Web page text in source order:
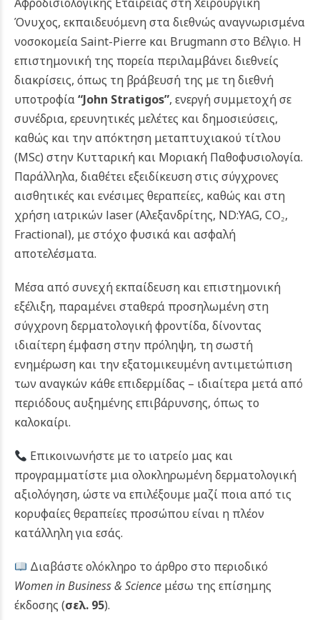
Όνυχος, εκπαιδευόμενη στα διεθνώς αναγνωρισμένα
νοσοκομεία Saint-Pierre και Brugmann στο Βέλγιο. Η
επιστημονική της πορεία περιλαμβάνει διεθνείς
διακρίσεις, όπως τη βράβευσή της με τη διεθνή
υποτροφία“John Stratigos”, ενεργή συμμετοχή σε
συνέδρια, ερευνητικές μελέτες και δημοσιεύσεις,
καθώς και την απόκτηση μεταπτυχιακού τίτλου
(MSc) στην Κυτταρική και Μοριακή Παθοφυσιολογία.
Παράλληλα, διαθέτει εξειδίκευση στις σύγχρονες
αισθητικές και ενέσιμες θεραπείες, καθώς και στη
χρήση ιατρικών laser (Αλεξανδρίτης, ND:YAG, CO₂,
Fractional), με στόχο φυσικά και ασφαλή
αποτελέσματα.
Μέσα από συνεχή εκπαίδευση και επιστημονική
εξέλιξη, παραμένει σταθερά προσηλωμένη στη
σύγχρονη δερματολογική φροντίδα, δίνοντας
ιδιαίτερη έμφαση στην πρόληψη, τη σωστή
ενημέρωση και την εξατομικευμένη αντιμετώπιση
των αναγκών κάθε επιδερμίδας – ιδιαίτερα μετά από
περιόδους αυξημένης επιβάρυνσης, όπως το
καλοκαίρι.
Επικοινωνήστε με το ιατρείο μας και
προγραμματίστε μια ολοκληρωμένη δερματολογική
αξιολόγηση, ώστε να επιλέξουμε μαζί ποια από τις
κορυφαίες θεραπείες προσώπου είναι η πλέον
κατάλληλη για εσάς.
Διαβάστε ολόκληρο το άρθρο στο περιοδικό
Women in Business & Science μέσω της επίσημης
έκδοσης (σελ. 95).